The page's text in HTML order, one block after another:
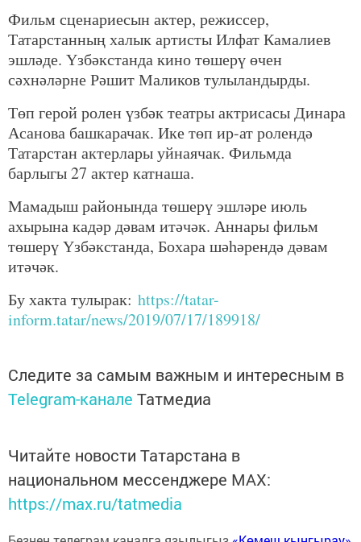
Фильм сценариесын актер, режиссер,
Татарстанның халык артисты Илфат Камалиев
эшләде. Үзбәкстанда кино төшерү өчен
сәхнәләрне Рәшит Маликов тулыландырды.
Төп герой ролен үзбәк театры актрисасы Динара
Асанова башкарачак. Ике төп ир-ат ролендә
Татарстан актерлары уйнаячак. Фильмда
барлыгы 27 актер катнаша.
Мамадыш районында төшерү эшләре июль
ахырына кадәр дәвам итәчәк. Аннары фильм
төшерү Үзбәкстанда, Бохара шәһәрендә дәвам
итәчәк.
Бу хакта тулырак: https://tatar-
inform.tatar/news/2019/07/17/189918/
Следите за самым важным и интересным в
Telegram-канале Татмедиа
Читайте новости Татарстана в
национальном мессенджере MАХ:
https://max.ru/tatmedia